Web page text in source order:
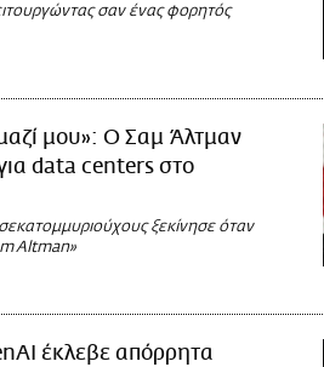
σαν ένας φορητός
μου»: Ο Σαμ Άλτμαν
data centers στο
ξεκίνησε όταν
Altman»
έκλεβε απόρρητα